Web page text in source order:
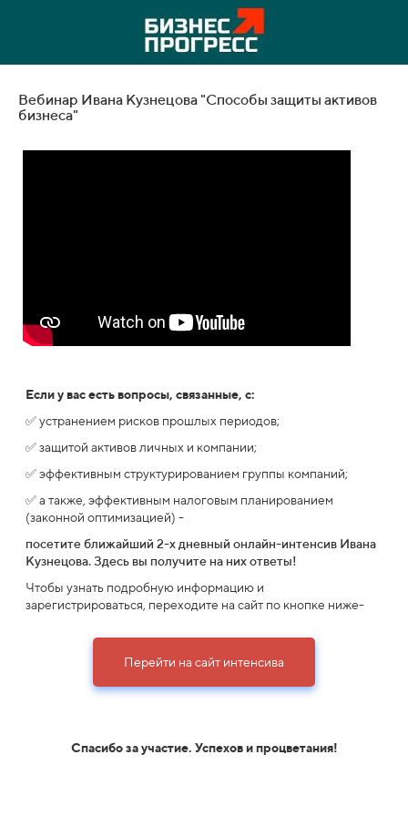
Вебинар Ивана Кузнецова "Способы защиты активов
бизнеса"
Если у вас есть вопросы, связанные, с:
✅ устранением рисков прошлых периодов;
✅ защитой активов личных и компании;
✅ эффективным структурированием группы компаний;
✅ а также, эффективным налоговым планированием
(законной оптимизацией) -
посетите ближайший 2-х дневный онлайн-интенсив Ивана
Кузнецова.Здесь вы получите на них ответы!
Чтобы узнать подробную информацию и
зарегистрироваться, переходите на сайт по кнопке ниже-
Перейти на сайт интенсива
Спасибо за участие. Успехов и процветания!